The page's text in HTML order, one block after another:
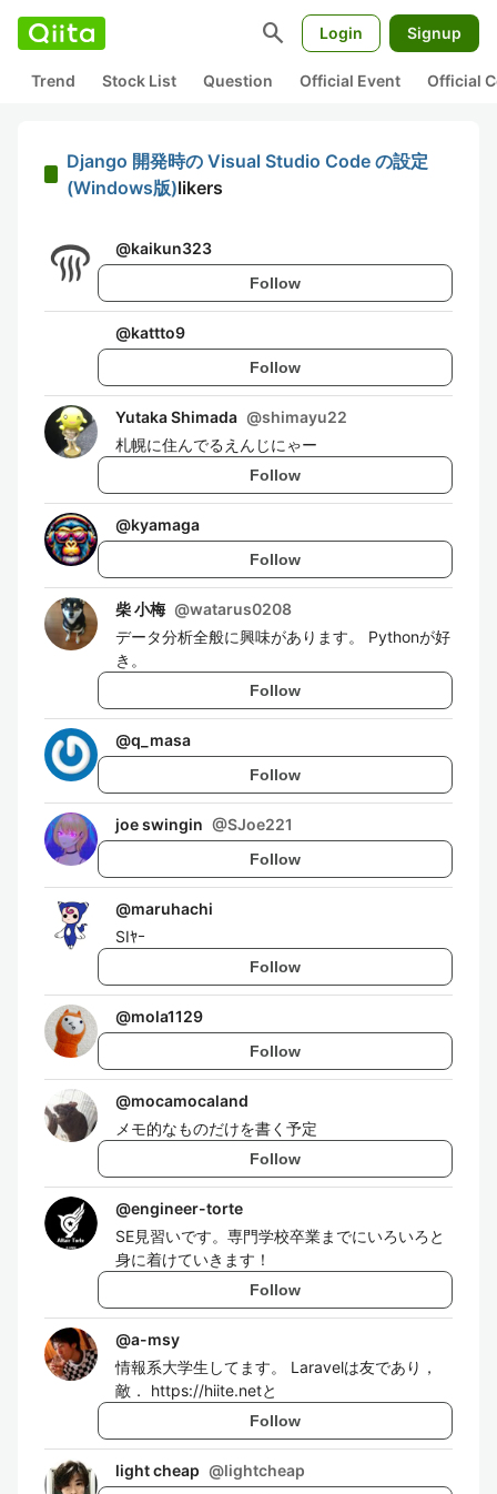
search Login Signup
Trend Stock List Question Official Event Official
Django 開発時の Visual Studio Code の設定
(Windows版)likers
@kaikun323
Follow
@kattto9
Follow
Yutaka Shimada @shimayu22
札幌に住んでるえんじにゃー
Follow
@kyamaga
Follow
柴 小梅 @watarus0208
データ分析全般に興味があります。 Pythonが好
き。
Follow
@q_masa
Follow
joe swingin @SJoe221
Follow
@maruhachi
SIﾔｰ
Follow
@mola1129
Follow
@mocamocaland
メモ的なものだけを書く予定
Follow
@engineer-torte
SE見習いです。専門学校卒業までにいろいろと
身に着けていきます！
Follow
@a-msy
情報系大学生してます。 Laravelは友であり，
敵． https://hiite.netと
Follow
light cheap @lightcheap